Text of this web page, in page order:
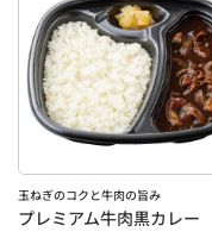
玉ねぎのコクと牛肉の旨み
プレミアム牛肉黒カレー